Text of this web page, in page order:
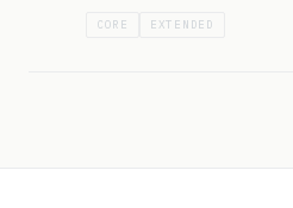
CORE EXTENDED